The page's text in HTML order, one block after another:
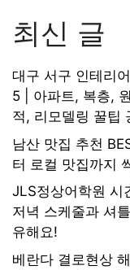
최신 글
대구 서구 인테리
5 | 아파트, 복층,
적, 리모델링 꿀팁
남산 맛집 추천
터 로컬 맛집까지
JLS정상어학원 시
저녁 스케줄과 셔
유해요!
베란다 결로현상